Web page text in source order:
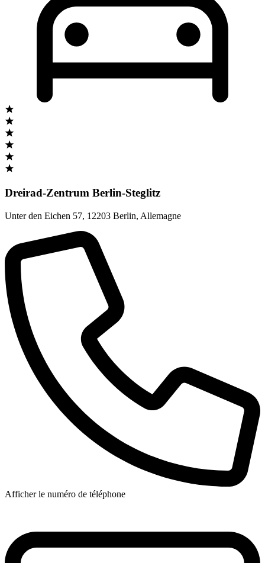
Dreirad-Zentrum Berlin-Steglitz
Unter den Eichen 57, 12203 Berlin, Allemagne
Afficher le numéro de téléphone